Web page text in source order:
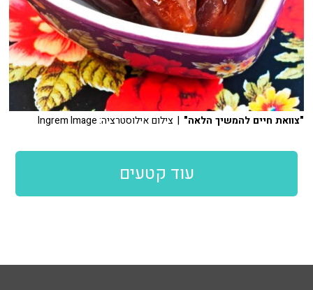
"צוואת חיים להמשיך הלאה" | צילום אילוסטרציה: Ingrem Image
עוד קטעים